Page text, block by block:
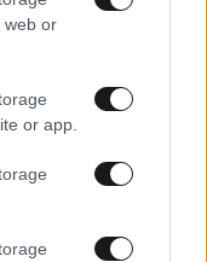
web or
or app.